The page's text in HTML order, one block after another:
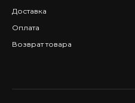
Доставка
Оплата
Возврат товара